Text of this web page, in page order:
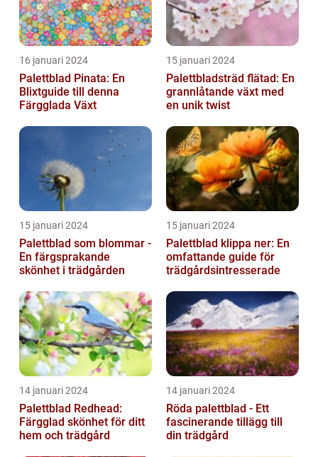
16 januari 2024
Palettblad Pinata: En
Blixtguide till denna
Färgglada Växt
15 januari 2024
Palettbladsträd flätad: En
grannlåtande växt med
en unik twist
15 januari 2024
Palettblad som blommar -
En färgsprakande
skönhet i trädgården
15 januari 2024
Palettblad klippa ner: En
omfattande guide för
trädgårdsintresserade
14 januari 2024
Palettblad Redhead:
Färgglad skönhet för ditt
hem och trädgård
14 januari 2024
Röda palettblad - Ett
fascinerande tillägg till
din trädgård